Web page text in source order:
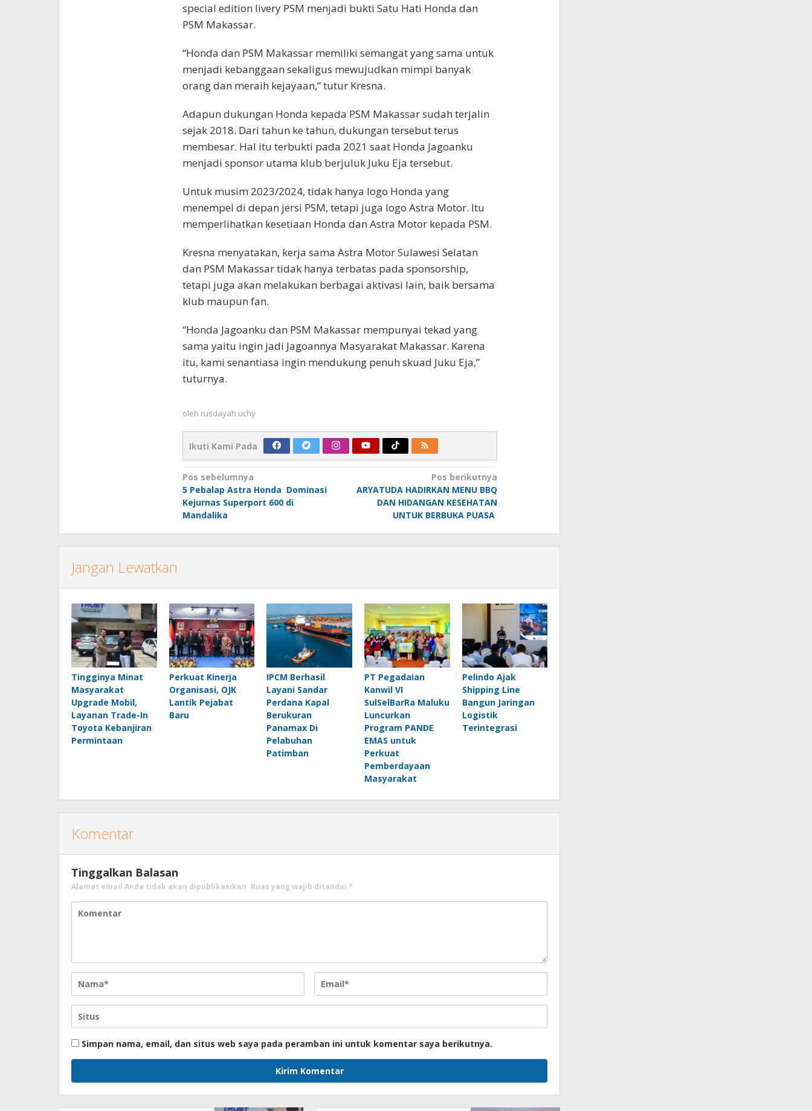
special edition livery PSM menjadi bukti Satu Hati Honda dan
PSM Makassar.
“Honda dan PSM Makassar memiliki semangat yang sama untuk
menjadi kebanggaan sekaligus mewujudkan mimpi banyak
orang dan meraih kejayaan,” tutur Kresna.
Adapun dukungan Honda kepada PSM Makassar sudah terjalin
sejak 2018. Dari tahun ke tahun, dukungan tersebut terus
membesar. Hal itu terbukti pada 2021 saat Honda Jagoanku
menjadi sponsor utama klub berjuluk Juku Eja tersebut.
Untuk musim 2023/2024, tidak hanya logo Honda yang
menempel di depan jersi PSM, tetapi juga logo Astra Motor. Itu
memperlihatkan kesetiaan Honda dan Astra Motor kepada PSM.
Kresna menyatakan, kerja sama Astra Motor Sulawesi Selatan
dan PSM Makassar tidak hanya terbatas pada sponsorship,
tetapi juga akan melakukan berbagai aktivasi lain, baik bersama
klub maupun fan.
“Honda Jagoanku dan PSM Makassar mempunyai tekad yang
sama yaitu ingin jadi Jagoannya Masyarakat Makassar. Karena
itu, kami senantiasa ingin mendukung penuh skuad Juku Eja,”
tuturnya.
oleh rusdayah uchy
Ikuti Kami Pada
Navigasi
pos
Pos sebelumnya
5 Pebalap Astra Honda Dominasi
Kejurnas Superport 600 di
Mandalika
Pos berikutnya
ARYATUDA HADIRKAN MENU BBQ
DAN HIDANGAN KESEHATAN
UNTUK BERBUKA PUASA
Jangan Lewatkan
Tingginya Minat
Masyarakat
Upgrade Mobil,
Layanan Trade-In
Toyota Kebanjiran
Permintaan
Perkuat Kinerja
Organisasi, OJK
Lantik Pejabat
Baru
IPCM Berhasil
Layani Sandar
Perdana Kapal
Berukuran
Panamax Di
Pelabuhan
Patimban
PT Pegadaian
Kanwil VI
SulSelBarRa Maluku
Luncurkan
Program PANDE
EMAS untuk
Perkuat
Pemberdayaan
Masyarakat
Pelindo Ajak
Shipping Line
Bangun Jaringan
Logistik
Terintegrasi
Komentar
Tinggalkan Balasan
Alamat email Anda tidak akan dipublikasikan. Ruas yang wajib ditandai *
Simpan nama, email, dan situs web saya pada peramban ini untuk komentar saya berikutnya.